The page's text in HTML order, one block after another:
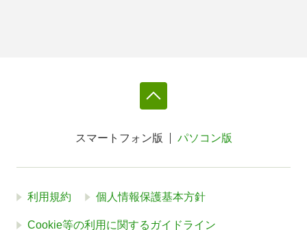
スマートフォン版 パソコン版
利用規約 個人情報保護基本方針
Cookie等の利用に関するガイドライン